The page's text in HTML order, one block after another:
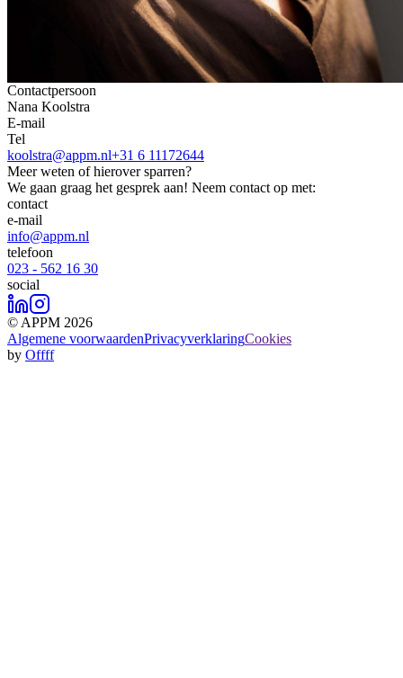
Contactpersoon
Nana Koolstra
E-mail
Tel
koolstra@appm.nl+31 6 11172644
Meer weten of hierover sparren?
We gaan graag het gesprek aan! Neem contact op met:
contact
e-mail
info@appm.nl
telefoon
023 - 562 16 30
social
© APPM 2026
Algemene voorwaardenPrivacyverklaringCookies
by Offff